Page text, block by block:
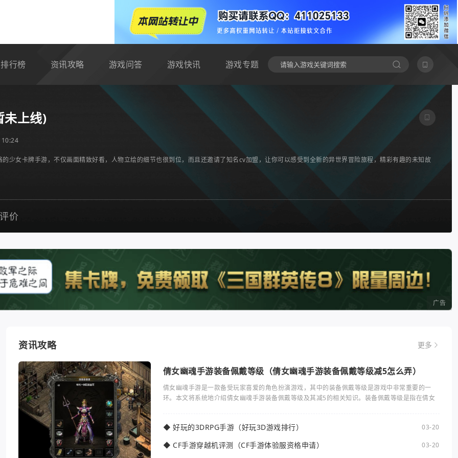
排行榜 资讯攻略 游戏问答 游戏快讯 游戏专题
未上线)
10:24
少女卡牌手游，不仅画面精致好看，人物立绘的细节也很到位，而且还邀请了知名cv加盟，让你可以感受到全新的异世界冒险旅程，精彩有趣的未知故
价
广告
资讯攻略 更多
倩女幽魂手游装备佩戴等级（倩女幽魂手游装备佩戴等级减5怎么弄）
倩女幽魂手游是一款备受玩家喜爱的角色扮演游戏，其中的装备佩戴等级是游戏中非常重要的一
环。本文将系统地介绍倩女幽魂手游装备佩戴等级及其减5的相关知识。装备佩戴等级是指在倩女
◆ 好玩的3DRPG手游（好玩3D游戏排行） 03-20
◆ CF手游穿越机评测（CF手游体验服资格申请） 03-20